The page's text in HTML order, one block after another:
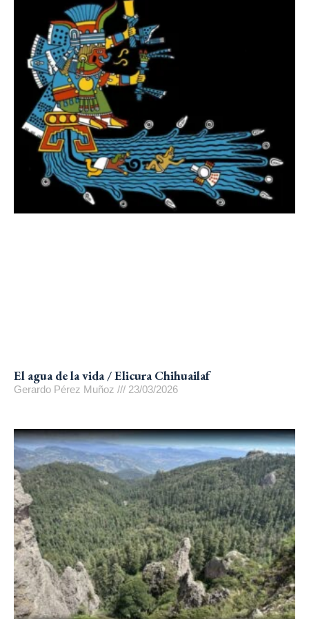
El agua de la vida / Elicura Chihuailaf
Gerardo Pérez Muñoz 23/03/2026